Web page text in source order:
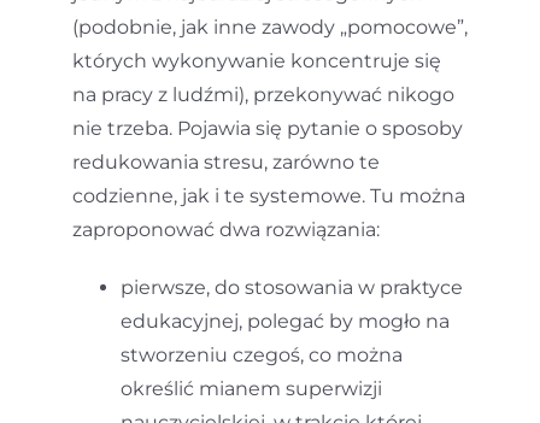
(podobnie, jak inne zawody „pomocowe”,
których wykonywanie koncentruje się
na pracy z ludźmi), przekonywać nikogo
nie trzeba. Pojawia się pytanie o sposoby
redukowania stresu, zarówno te
codzienne, jak i te systemowe. Tu można
zaproponować dwa rozwiązania:
pierwsze, do stosowania w praktyce
edukacyjnej, polegać by mogło na
stworzeniu czegoś, co można
określić mianem superwizji